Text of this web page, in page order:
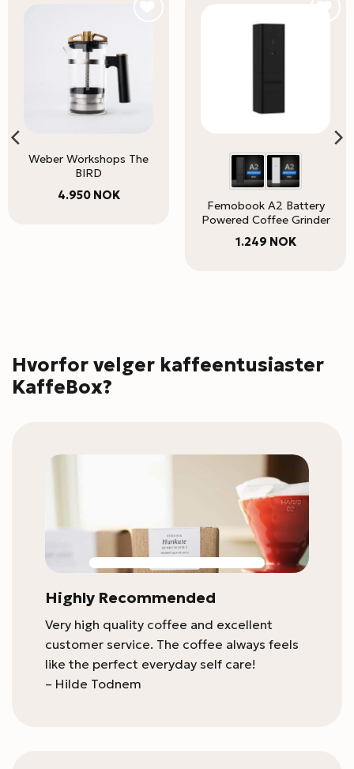
Weber Workshops The
BIRD
4.950 NOK
Femobook A2 Battery
Powered Coffee Grinder
1.249 NOK
Hvorfor velger kaffeentusiaster
KaffeBox?
Highly Recommended
Very high quality coffee and excellent
customer service. The coffee always feels
like the perfect everyday self care!
– Hilde Todnem